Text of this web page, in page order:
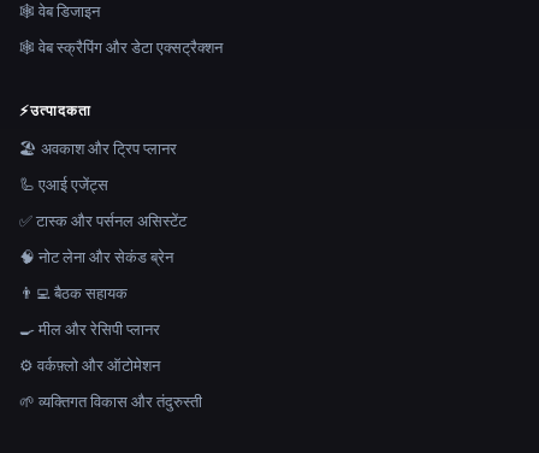
🕸 वेब डिजाइन
🕸️ वेब स्क्रैपिंग और डेटा एक्सट्रैक्शन
⚡उत्पादकता
🏖 अवकाश और ट्रिप प्लानर
🦾 एआई एजेंट्स
✅ टास्क और पर्सनल असिस्टेंट
🧠 नोट लेना और सेकंड ब्रेन
👨‍💻 बैठक सहायक
🍳 मील और रेसिपी प्लानर
⚙️ वर्कफ़्लो और ऑटोमेशन
🌱 व्यक्तिगत विकास और तंदुरुस्ती